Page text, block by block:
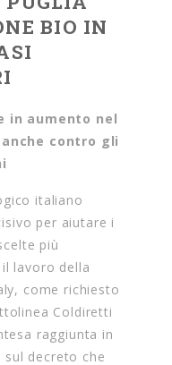
BIO IN
in aumento nel
contro gli
italiano
per aiutare i
più
lavoro della
come richiesto
Coldiretti
raggiunta in
sul decreto che